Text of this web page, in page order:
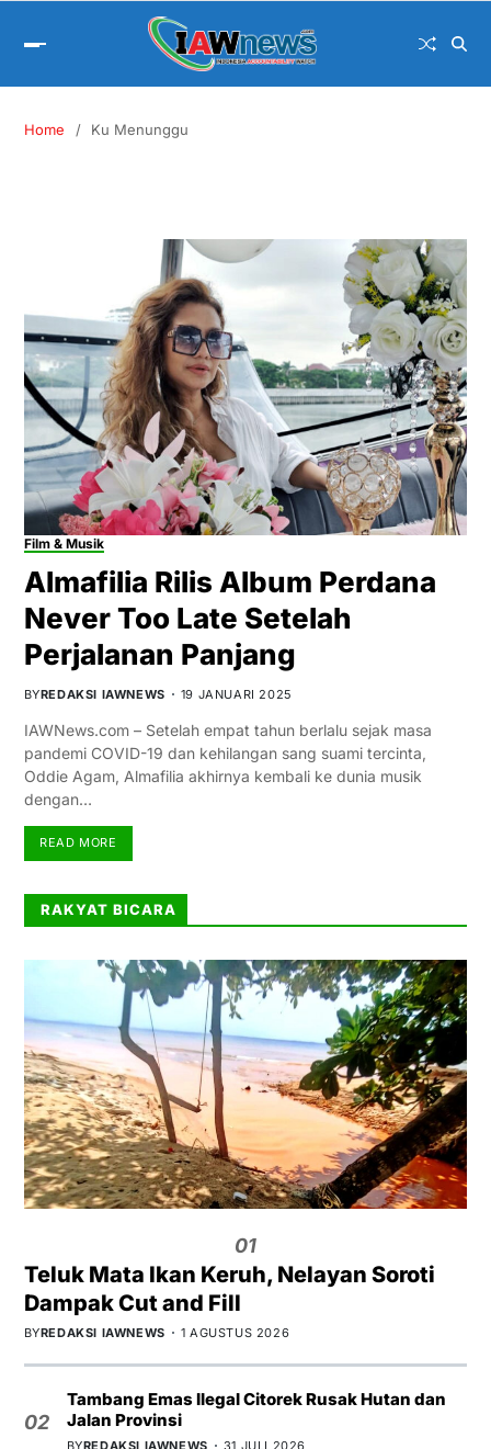
Home Ku Menunggu
Film & Musik
Almafilia Rilis Album Perdana
Never Too Late Setelah
Perjalanan Panjang
BYREDAKSI IAWNEWS 19 JANUARI 2025
IAWNews.com – Setelah empat tahun berlalu sejak masa
pandemi COVID-19 dan kehilangan sang suami tercinta,
Oddie Agam, Almafilia akhirnya kembali ke dunia musik
dengan…
READ MORE
RAKYAT BICARA
01
Teluk Mata Ikan Keruh, Nelayan Soroti
Dampak Cut and Fill
BYREDAKSI IAWNEWS 1 AGUSTUS 2026
02
Tambang Emas Ilegal Citorek Rusak Hutan dan
Jalan Provinsi
BYREDAKSI IAWNEWS 31 JULI 2026